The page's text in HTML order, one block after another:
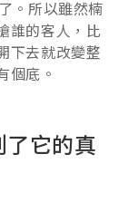
。所以雖然楠
誰的客人，比
下去就改變整
個底。
它的真